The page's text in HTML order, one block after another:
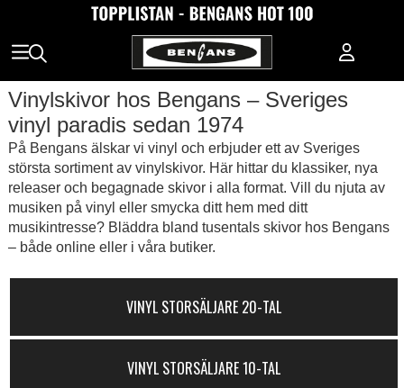
Vinylskivor hos Bengans – Sveriges
vinyl paradis sedan 1974
På Bengans älskar vi vinyl och erbjuder ett av Sveriges
största sortiment av vinylskivor. Här hittar du klassiker, nya
releaser och begagnade skivor i alla format. Vill du njuta av
musiken på vinyl eller smycka ditt hem med ditt
musikintresse? Bläddra bland tusentals skivor hos Bengans
– både online eller i våra butiker.
VINYL STORSÄLJARE 20-TAL
VINYL STORSÄLJARE 10-TAL